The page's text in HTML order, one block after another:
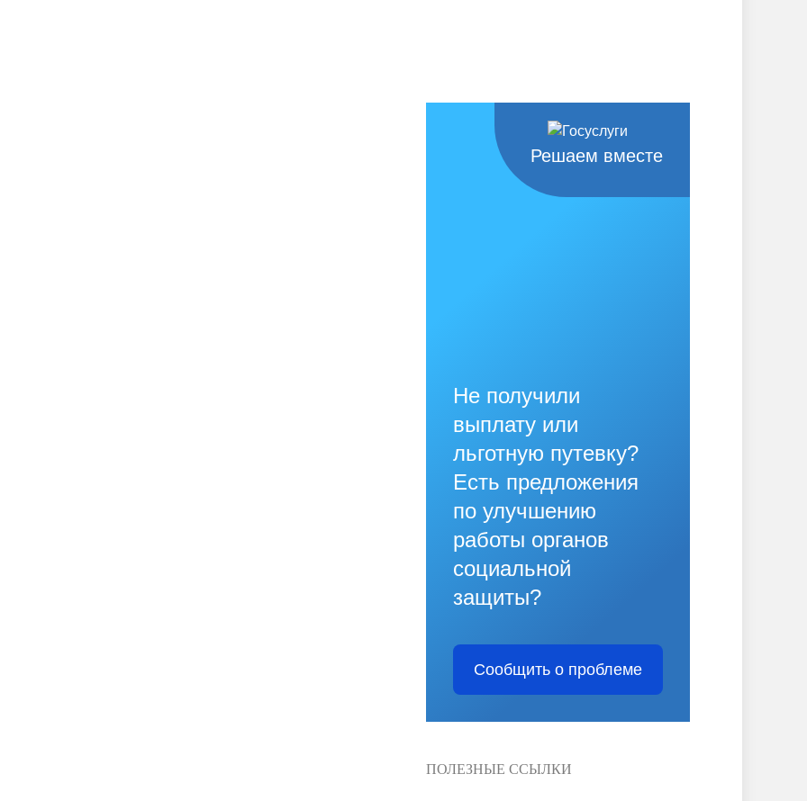
Решаем вместе
Не получили
выплату или
льготную путевку?
Есть предложения
по улучшению
работы органов
социальной
защиты?
Сообщить о проблеме
ПОЛЕЗНЫЕ ССЫЛКИ